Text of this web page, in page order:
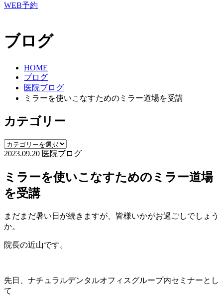
WEB予約
ブログ
HOME
ブログ
医院ブログ
ミラーを使いこなすためのミラー道場を受講
カテゴリー
2023.09.20 医院ブログ
ミラーを使いこなすためのミラー道場
を受講
まだまだ暑い日が続きますが、皆様いかがお過ごしでしょう
か。
院長の近山です。
先日、ナチュラルデンタルオフィスグループ内セミナーとし
て